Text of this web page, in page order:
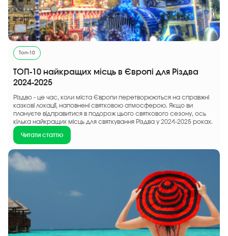
Топ-10
ТОП-10 найкращих місць в Європі для Різдва
2024-2025
Різдво - це час, коли міста Європи перетворюються на справжні
казкові локації, наповнені святковою атмосферою. Якщо ви
плануєте відправитися в подорож цього святкового сезону, ось
кілька найкращих місць для святкування Різдва у 2024-2025 роках.
Читати статтю